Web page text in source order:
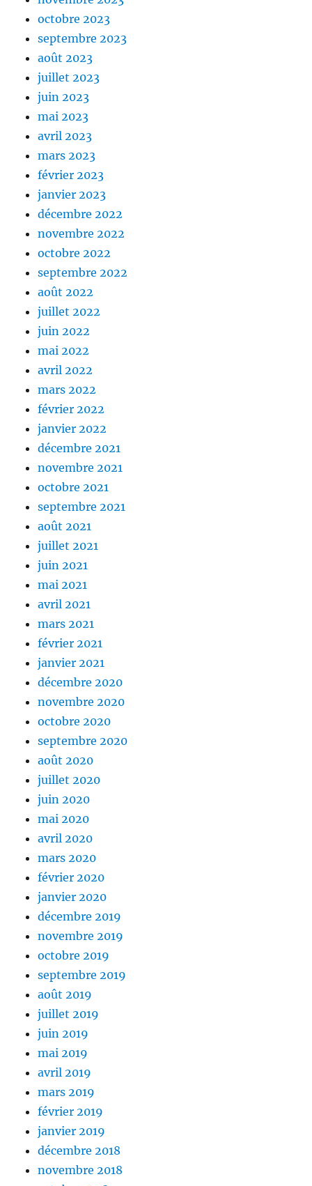
octobre 2023
septembre 2023
août 2023
juillet 2023
juin 2023
mai 2023
avril 2023
mars 2023
février 2023
janvier 2023
décembre 2022
novembre 2022
octobre 2022
septembre 2022
août 2022
juillet 2022
juin 2022
mai 2022
avril 2022
mars 2022
février 2022
janvier 2022
décembre 2021
novembre 2021
octobre 2021
septembre 2021
août 2021
juillet 2021
juin 2021
mai 2021
avril 2021
mars 2021
février 2021
janvier 2021
décembre 2020
novembre 2020
octobre 2020
septembre 2020
août 2020
juillet 2020
juin 2020
mai 2020
avril 2020
mars 2020
février 2020
janvier 2020
décembre 2019
novembre 2019
octobre 2019
septembre 2019
août 2019
juillet 2019
juin 2019
mai 2019
avril 2019
mars 2019
février 2019
janvier 2019
décembre 2018
novembre 2018